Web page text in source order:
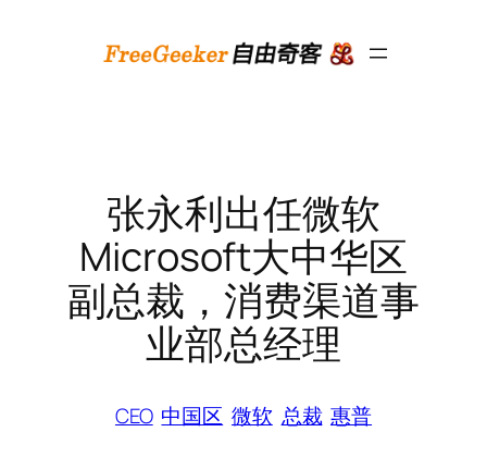
张永利出任微软
Microsoft大中华区
副总裁，消费渠道事
业部总经理
CEO 中国区 微软 总裁 惠普